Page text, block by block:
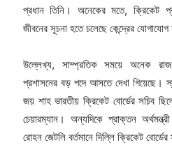
প্রধান তিনি। অনেকের মতে, ক্রিকেট
জীবনের সূচনা হতে চলেছে কেন্দ্রের যোগাযোগ
উল্লেখ্য, সাম্প্রতিক সময়ে অনেক
প্রশাসনের বড় পদে আসতে দেখা গিয়েছে।
জয় শাহ ভারতীয় ক্রিকেট বোর্ডের সচিব
চেয়ারম্যান। অন্যদিকে প্রাক্তন
রোহন জেটলি বর্তমানে দিল্লি ক্রিকেট